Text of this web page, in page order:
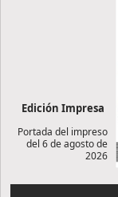
Edición Impresa
Portada del impreso
del 6 de agosto de
2026